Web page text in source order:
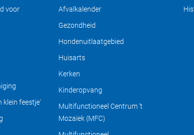
voor
klein feestje'
Afvalkalender
Gezondheid
Hondenuitlaatgebied
Huisarts
Kerken
Kinderopvang
Multifunctioneel Centrum 't
Mozaïek (MFC)